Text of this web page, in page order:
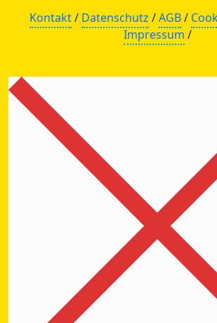
Kontakt/ Datenschutz /AGB/
Impressum /